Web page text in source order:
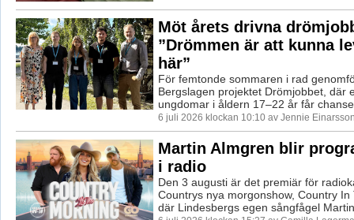
Möt årets drivna
”Drömmen är att kunna
här”
För femtonde sommaren i rad
Bergslagen projektet Drömjobbet, där
ungdomar i åldern 17–22 år får
6 juli 2026 klockan 10:10 av Jennie
Martin Almgren blir
i radio
Den 3 augusti är det premiär för
Countrys nya morgonshow, Country
där Lindesbergs egen sångfågel